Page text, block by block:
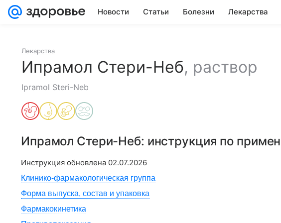
Новости Статьи Болезни Лекарства
Лекарства
Ипрамол Стери-Неб, раствор
Ipramol Steri-Neb
Ипрамол Стери-Неб: инструкция по
Инструкция обновлена 02.07.2026
Клинико-фармакологическая группа
Форма выпуска, состав и упаковка
Фармакокинетика